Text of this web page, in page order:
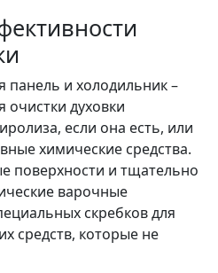
и холодильник –
очистки духовки
если она есть, или
химические средства.
поверхности и тщательно
варочные
скребков для
средств, которые не